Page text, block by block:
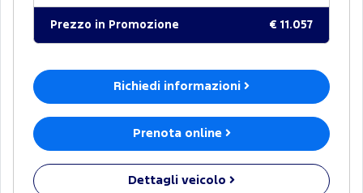
Prezzo in Promozione € 11.057
Richiedi informazioni
Prenota online
Dettagli veicolo